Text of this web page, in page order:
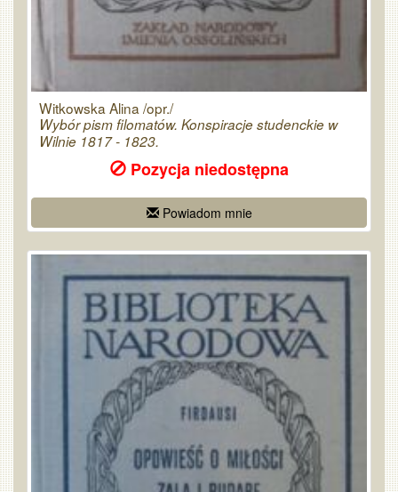
Witkowska Alina /opr./
Wybór pism filomatów. Konspiracje studenckie w
Wilnie 1817 - 1823.
Pozycja niedostępna
Powiadom mnie